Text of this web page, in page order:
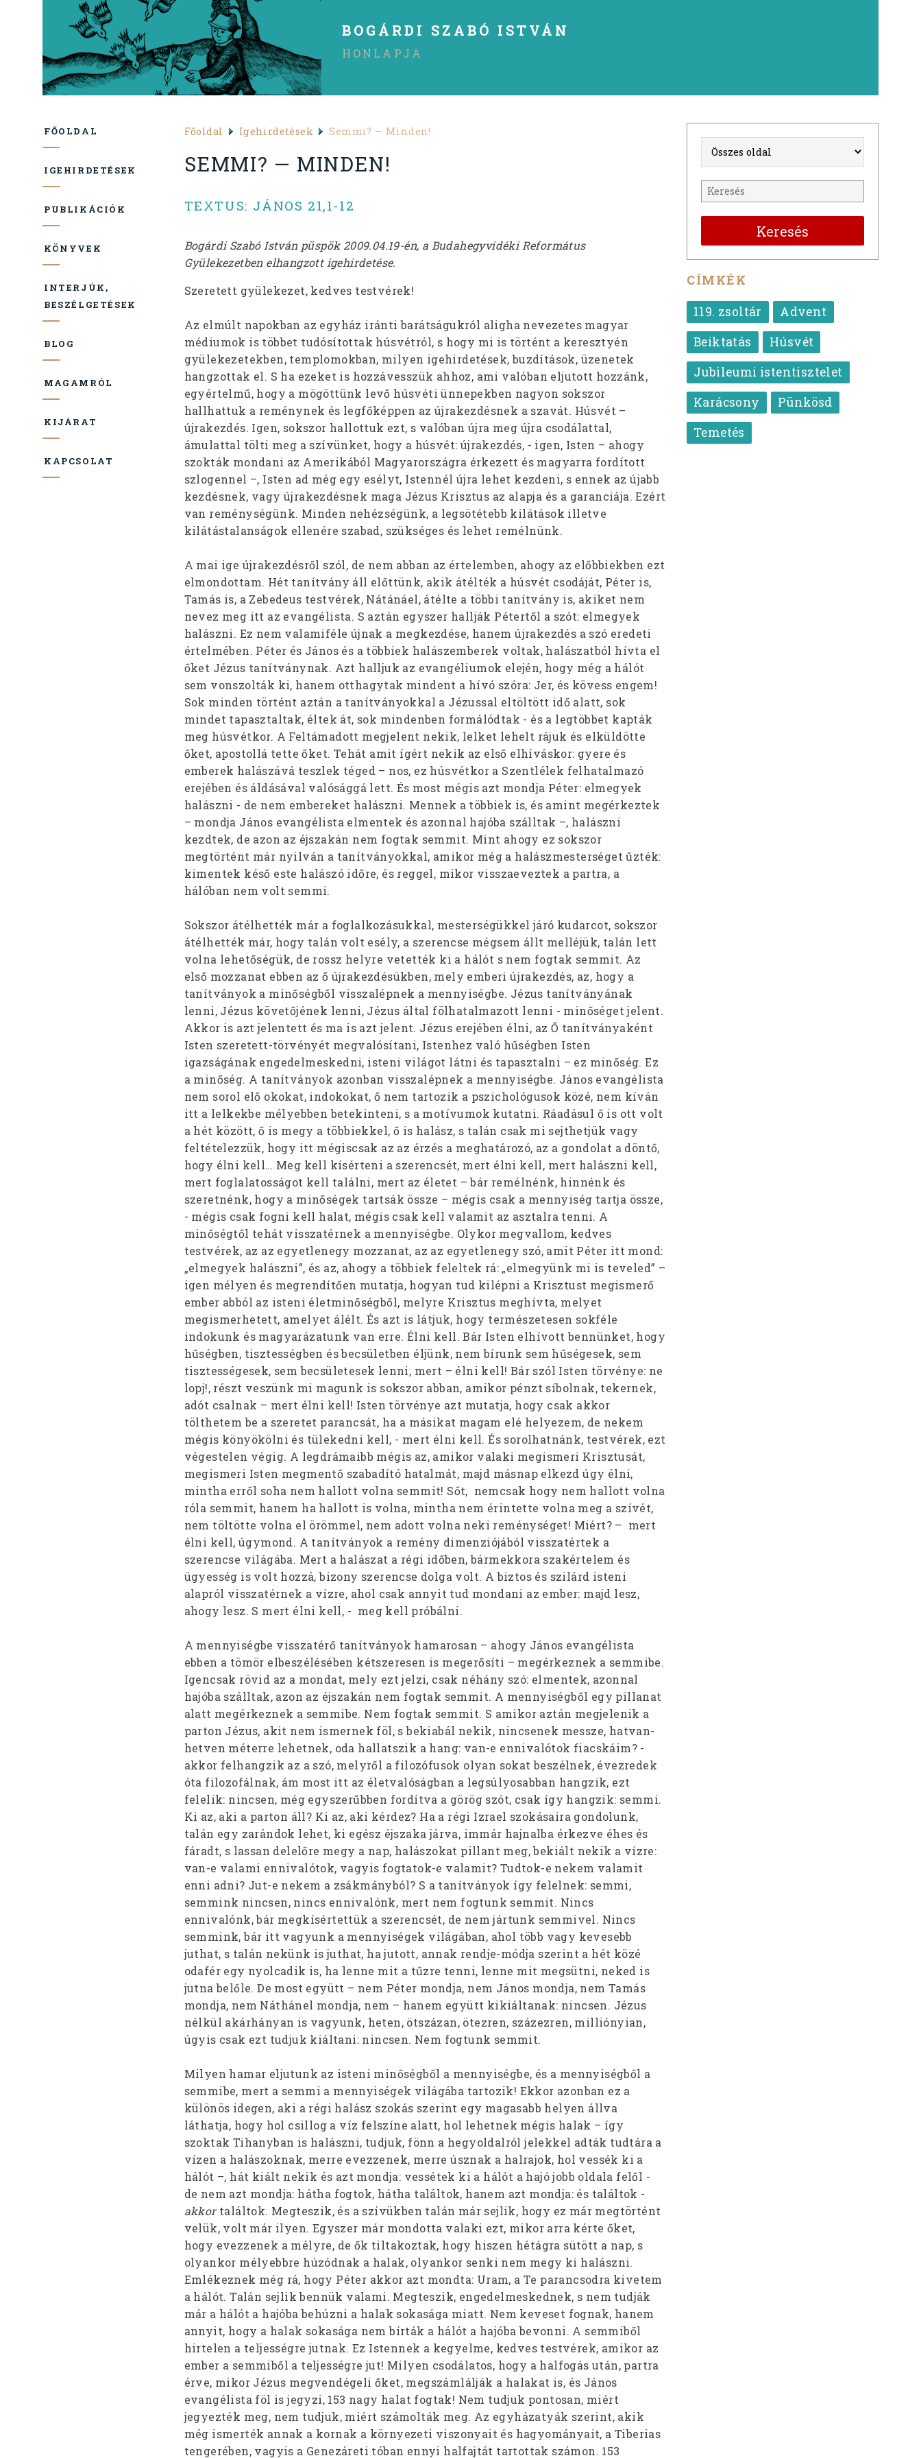
BOGÁRDI SZABÓ ISTVÁN
HONLAPJA
FŐOLDAL
IGEHIRDETÉSEK
PUBLIKÁCIÓK
KÖNYVEK
INTERJÚK,
BESZÉLGETÉSEK
BLOG
MAGAMRÓL
KIJÁRAT
KAPCSOLAT
Főoldal Igehirdetések Semmi? — Minden!
SEMMI? — MINDEN!
TEXTUS: JÁNOS 21,1-12
Bogárdi Szabó István püspök 2009.04.19-én, a Budahegyvidéki Református
Gyülekezetben elhangzott igehirdetése.
Szeretett gyülekezet, kedves testvérek!
Az elmúlt napokban az egyház iránti barátságukról aligha nevezetes magyar
médiumok is többet tudósítottak húsvétról, s hogy mi is történt a keresztyén
gyülekezetekben, templomokban, milyen igehirdetések, buzdítások, üzenetek
hangzottak el. S ha ezeket is hozzávesszük ahhoz, ami valóban eljutott hozzánk,
egyértelmű, hogy a mögöttünk levő húsvéti ünnepekben nagyon sokszor
hallhattuk a reménynek és legfőképpen az újrakezdésnek a szavát. Húsvét –
újrakezdés. Igen, sokszor hallottuk ezt, s valóban újra meg újra csodálattal,
ámulattal tölti meg a szívünket, hogy a húsvét: újrakezdés, - igen, Isten – ahogy
szokták mondani az Amerikából Magyarországra érkezett és magyarra fordított
szlogennel –, Isten ad még egy esélyt, Istennél újra lehet kezdeni, s ennek az újabb
kezdésnek, vagy újrakezdésnek maga Jézus Krisztus az alapja és a garanciája. Ezért
van reménységünk. Minden nehézségünk, a legsötétebb kilátások illetve
kilátástalanságok ellenére szabad, szükséges és lehet remélnünk.
A mai ige újrakezdésről szól, de nem abban az értelemben, ahogy az előbbiekben ezt
elmondottam. Hét tanítvány áll előttünk, akik átélték a húsvét csodáját, Péter is,
Tamás is, a Zebedeus testvérek, Nátánáel, átélte a többi tanítvány is, akiket nem
nevez meg itt az evangélista. S aztán egyszer hallják Pétertől a szót: elmegyek
halászni. Ez nem valamiféle újnak a megkezdése, hanem újrakezdés a szó eredeti
értelmében. Péter és János és a többiek halászemberek voltak, halászatból hívta el
őket Jézus tanítványnak. Azt halljuk az evangéliumok elején, hogy még a hálót
sem vonszolták ki, hanem otthagytak mindent a hívó szóra: Jer, és kövess engem!
Sok minden történt aztán a tanítványokkal a Jézussal eltöltött idő alatt, sok
mindet tapasztaltak, éltek át, sok mindenben formálódtak - és a legtöbbet kapták
meg húsvétkor. A Feltámadott megjelent nekik, lelket lehelt rájuk és elküldötte
őket, apostollá tette őket. Tehát amit ígért nekik az első elhíváskor: gyere és
emberek halászává teszlek téged – nos, ez húsvétkor a Szentlélek felhatalmazó
erejében és áldásával valósággá lett. És most mégis azt mondja Péter: elmegyek
halászni - de nem embereket halászni. Mennek a többiek is, és amint megérkeztek
– mondja János evangélista elmentek és azonnal hajóba szálltak –, halászni
kezdtek, de azon az éjszakán nem fogtak semmit. Mint ahogy ez sokszor
megtörtént már nyilván a tanítványokkal, amikor még a halászmesterséget űzték:
kimentek késő este halászó időre, és reggel, mikor visszaeveztek a partra, a
hálóban nem volt semmi.
Sokszor átélhették már a foglalkozásukkal, mesterségükkel járó kudarcot, sokszor
átélhették már, hogy talán volt esély, a szerencse mégsem állt melléjük, talán lett
volna lehetőségük, de rossz helyre vetették ki a hálót s nem fogtak semmit. Az
első mozzanat ebben az ő újrakezdésükben, mely emberi újrakezdés, az, hogy a
tanítványok a minőségből visszalépnek a mennyiségbe. Jézus tanítványának
lenni, Jézus követőjének lenni, Jézus által fölhatalmazott lenni - minőséget jelent.
Akkor is azt jelentett és ma is azt jelent. Jézus erejében élni, az Ő tanítványaként
Isten szeretett-törvényét megvalósítani, Istenhez való hűségben Isten
igazságának engedelmeskedni, isteni világot látni és tapasztalni – ez minőség. Ez
a minőség. A tanítványok azonban visszalépnek a mennyiségbe. János evangélista
nem sorol elő okokat, indokokat, ő nem tartozik a pszichológusok közé, nem kíván
itt a lelkekbe mélyebben betekinteni, s a motívumok kutatni. Ráadásul ő is ott volt
a hét között, ő is megy a többiekkel, ő is halász, s talán csak mi sejthetjük vagy
feltételezzük, hogy itt mégiscsak az az érzés a meghatározó, az a gondolat a döntő,
hogy élni kell… Meg kell kísérteni a szerencsét, mert élni kell, mert halászni kell,
mert foglalatosságot kell találni, mert az életet – bár remélnénk, hinnénk és
szeretnénk, hogy a minőségek tartsák össze – mégis csak a mennyiség tartja össze,
- mégis csak fogni kell halat, mégis csak kell valamit az asztalra tenni. A
minőségtől tehát visszatérnek a mennyiségbe. Olykor megvallom, kedves
testvérek, az az egyetlenegy mozzanat, az az egyetlenegy szó, amit Péter itt mond:
„elmegyek halászni”, és az, ahogy a többiek feleltek rá: „elmegyünk mi is teveled” –
igen mélyen és megrendítően mutatja, hogyan tud kilépni a Krisztust megismerő
ember abból az isteni életminőségből, melyre Krisztus meghívta, melyet
megismerhetett, amelyet álélt. És azt is látjuk, hogy természetesen sokféle
indokunk és magyarázatunk van erre. Élni kell. Bár Isten elhívott bennünket, hogy
hűségben, tisztességben és becsületben éljünk, nem bírunk sem hűségesek, sem
tisztességesek, sem becsületesek lenni, mert – élni kell! Bár szól Isten törvénye: ne
lopj!, részt veszünk mi magunk is sokszor abban, amikor pénzt síbolnak, tekernek,
adót csalnak – mert élni kell! Isten törvénye azt mutatja, hogy csak akkor
tölthetem be a szeretet parancsát, ha a másikat magam elé helyezem, de nekem
mégis könyökölni és tülekedni kell, - mert élni kell. És sorolhatnánk, testvérek, ezt
végestelen végig. A legdrámaibb mégis az, amikor valaki megismeri Krisztusát,
megismeri Isten megmentő szabadító hatalmát, majd másnap elkezd úgy élni,
mintha erről soha nem hallott volna semmit! Sőt, nemcsak hogy nem hallott volna
róla semmit, hanem ha hallott is volna, mintha nem érintette volna meg a szívét,
nem töltötte volna el örömmel, nem adott volna neki reménységet! Miért? – mert
élni kell, úgymond. A tanítványok a remény dimenziójából visszatértek a
szerencse világába. Mert a halászat a régi időben, bármekkora szakértelem és
ügyesség is volt hozzá, bizony szerencse dolga volt. A biztos és szilárd isteni
alapról visszatérnek a vízre, ahol csak annyit tud mondani az ember: majd lesz,
ahogy lesz. S mert élni kell, - meg kell próbálni.
A mennyiségbe visszatérő tanítványok hamarosan – ahogy János evangélista
ebben a tömör elbeszélésében kétszeresen is megerősíti – megérkeznek a semmibe.
Igencsak rövid az a mondat, mely ezt jelzi, csak néhány szó: elmentek, azonnal
hajóba szálltak, azon az éjszakán nem fogtak semmit. A mennyiségből egy pillanat
alatt megérkeznek a semmibe. Nem fogtak semmit. S amikor aztán megjelenik a
parton Jézus, akit nem ismernek föl, s bekiabál nekik, nincsenek messze, hatvan-
hetven méterre lehetnek, oda hallatszik a hang: van-e ennivalótok fiacskáim? -
akkor felhangzik az a szó, melyről a filozófusok olyan sokat beszélnek, évezredek
óta filozofálnak, ám most itt az életvalóságban a legsúlyosabban hangzik, ezt
felelik: nincsen, még egyszerűbben fordítva a görög szót, csak így hangzik: semmi.
Ki az, aki a parton áll? Ki az, aki kérdez? Ha a régi Izrael szokásaira gondolunk,
talán egy zarándok lehet, ki egész éjszaka járva, immár hajnalba érkezve éhes és
fáradt, s lassan delelőre megy a nap, halászokat pillant meg, bekiált nekik a vízre:
van-e valami ennivalótok, vagyis fogtatok-e valamit? Tudtok-e nekem valamit
enni adni? Jut-e nekem a zsákmányból? S a tanítványok így felelnek: semmi,
semmink nincsen, nincs ennivalónk, mert nem fogtunk semmit. Nincs
ennivalónk, bár megkísértettük a szerencsét, de nem jártunk semmivel. Nincs
semmink, bár itt vagyunk a mennyiségek világában, ahol több vagy kevesebb
juthat, s talán nekünk is juthat, ha jutott, annak rendje-módja szerint a hét közé
odafér egy nyolcadik is, ha lenne mit a tűzre tenni, lenne mit megsütni, neked is
jutna belőle. De most együtt – nem Péter mondja, nem János mondja, nem Tamás
mondja, nem Náthánel mondja, nem – hanem együtt kikiáltanak: nincsen. Jézus
nélkül akárhányan is vagyunk, heten, ötszázan, ötezren, százezren, milliónyian,
úgyis csak ezt tudjuk kiáltani: nincsen. Nem fogtunk semmit.
Milyen hamar eljutunk az isteni minőségből a mennyiségbe, és a mennyiségből a
semmibe, mert a semmi a mennyiségek világába tartozik! Ekkor azonban ez a
különös idegen, aki a régi halász szokás szerint egy magasabb helyen állva
láthatja, hogy hol csillog a víz felszíne alatt, hol lehetnek mégis halak – így
szoktak Tihanyban is halászni, tudjuk, fönn a hegyoldalról jelekkel adták tudtára a
vízen a halászoknak, merre evezzenek, merre úsznak a halrajok, hol vessék ki a
hálót –, hát kiált nekik és azt mondja: vessétek ki a hálót a hajó jobb oldala felől -
de nem azt mondja: hátha fogtok, hátha találtok, hanem azt mondja: és találtok -
akkortaláltok. Megteszik, és a szívükben talán már sejlik, hogy ez már megtörtént
velük, volt már ilyen. Egyszer már mondotta valaki ezt, mikor arra kérte őket,
hogy evezzenek a mélyre, de ők tiltakoztak, hogy hiszen hétágra sütött a nap, s
olyankor mélyebbre húzódnak a halak, olyankor senki nem megy ki halászni.
Emlékeznek még rá, hogy Péter akkor azt mondta: Uram, a Te parancsodra kivetem
a hálót. Talán sejlik bennük valami. Megteszik, engedelmeskednek, s nem tudják
már a hálót a hajóba behúzni a halak sokasága miatt. Nem keveset fognak, hanem
annyit, hogy a halak sokasága nem bírták a hálót a hajóba bevonni. A semmiből
hirtelen a teljességre jutnak. Ez Istennek a kegyelme, kedves testvérek, amikor az
ember a semmiből a teljességre jut! Milyen csodálatos, hogy a halfogás után, partra
érve, mikor Jézus megvendégeli őket, megszámlálják a halakat is, és János
evangélista föl is jegyzi, 153 nagy halat fogtak! Nem tudjuk pontosan, miért
jegyezték meg, nem tudjuk, miért számolták meg. Az egyházatyák szerint, akik
még ismerték annak a kornak a környezeti viszonyait és hagyományait, a Tiberias
tengerében, vagyis a Genezáreti tóban ennyi halfajtát tartottak számon. 153
Keresés
CÍMKÉK
119. zsoltár
Advent
Beiktatás
Húsvét
Jubileumi istentisztelet
Karácsony
Pünkösd
Temetés